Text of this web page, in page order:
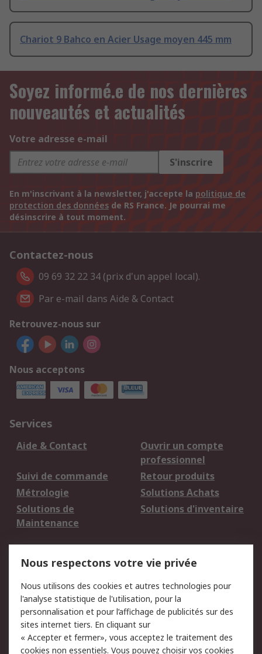
Chariot 9 Bahco en Acier Usage moyen 445 mm
Soyez informé.e de nos dernières
nouveautés et actualités
Votre adresse e-mail
S'inscrire
En m'inscrivant à la newsletter, j'accepte la politique de
protection des données de RS France. Je pourrai me
désinscrire à tout moment.
Contactez-nous
09 69 32 22 34 (prix d'un appel local).
Par e-mail dans Aide & Contact
Retrouvez-nous sur
Nous acceptons
Services
Aide & Contact
Ouvrir un compte
professionnel
Suivi de commande
Retour produits
Métrologie
Solutions Achats
Solutions de
Maintenance
Solutions d'inventaire
du site
Politique de protection
des données - Mise à
jour
Sécurité des E-mails
Conditions générales Politique anti-
Nous respectons votre vie privée
Nous utilisons des cookies et autres technologies pour
l'analyse statistique de l'utilisation, pour la
personnalisation et pour l’affichage de publicités sur des
sites internet tiers. En cliquant sur
« Accepter et fermer», vous acceptez le traitement des
cookies non essentiels. Vous pouvez choisir vos cookies